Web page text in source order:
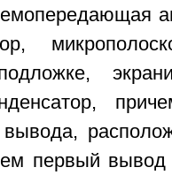
вывода,
первый вывод